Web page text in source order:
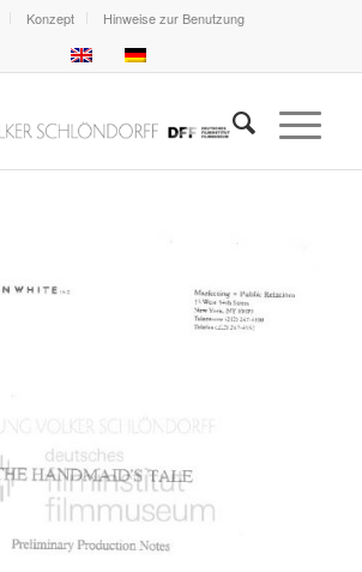
Konzept Hinweise zur Benutzung